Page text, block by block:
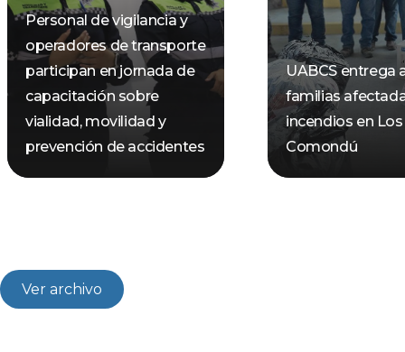
Personal de vigilancia y
operadores de transporte
participan en jornada de
capacitación sobre
vialidad, movilidad y
prevención de accidentes
UABCS entrega
familias
incendios en Los
Comondú
Ver archivo